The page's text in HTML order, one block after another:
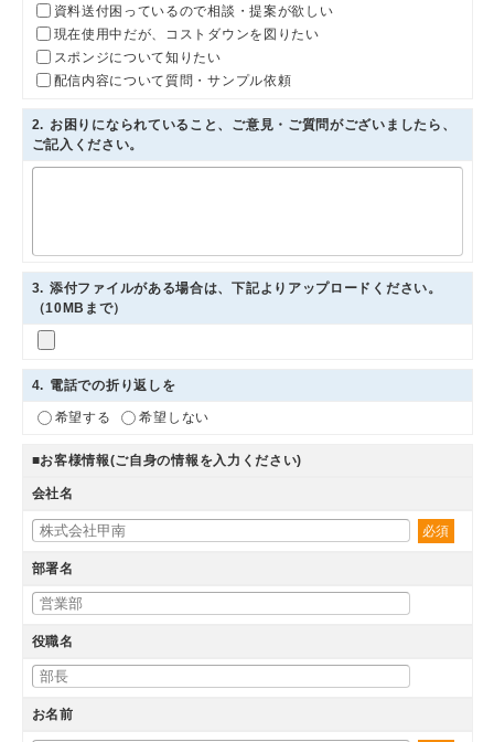
資料送付困っているので相談・提案が欲しい
現在使用中だが、コストダウンを図りたい
スポンジについて知りたい
配信内容について質問・サンプル依頼
2. お困りになられていること、ご意見・ご質問がございましたら、
ご記入ください。
3. 添付ファイルがある場合は、下記よりアップロードください。
（10MBまで）
4. 電話での折り返しを
希望する 希望しない
■お客様情報(ご自身の情報を入力ください)
会社名
必須
部署名
役職名
お名前